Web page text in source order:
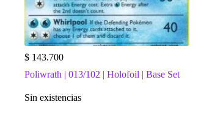
$ 143.700
Poliwrath | 013/102 | Holofoil | Base Set
Sin existencias